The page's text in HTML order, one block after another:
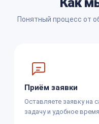
Понятный процесс от
Приём заявки
Оставляете заявку на
задачу и удобное время.